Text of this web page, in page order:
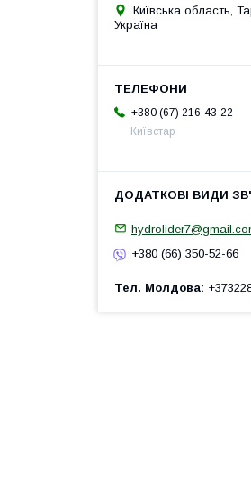
Київська область,
Україна
+380 (67) 216-43-22
Київстар
+380 (66) 350-52-66
Тел. Молдова